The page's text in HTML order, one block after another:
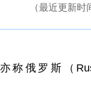
（最近更新时
俄罗斯（